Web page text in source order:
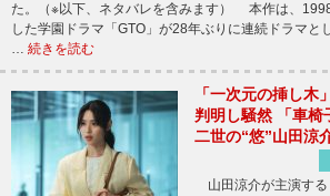
た。（※以下、ネタバレを含みます） 本作は、
した学園ドラマ「GTO」が28年ぶりに連続ドラマと
… 続きを読む
「一次元の挿し木
判明し騒然 「車椅
二世の“悠”山田涼
山田涼介が主演する